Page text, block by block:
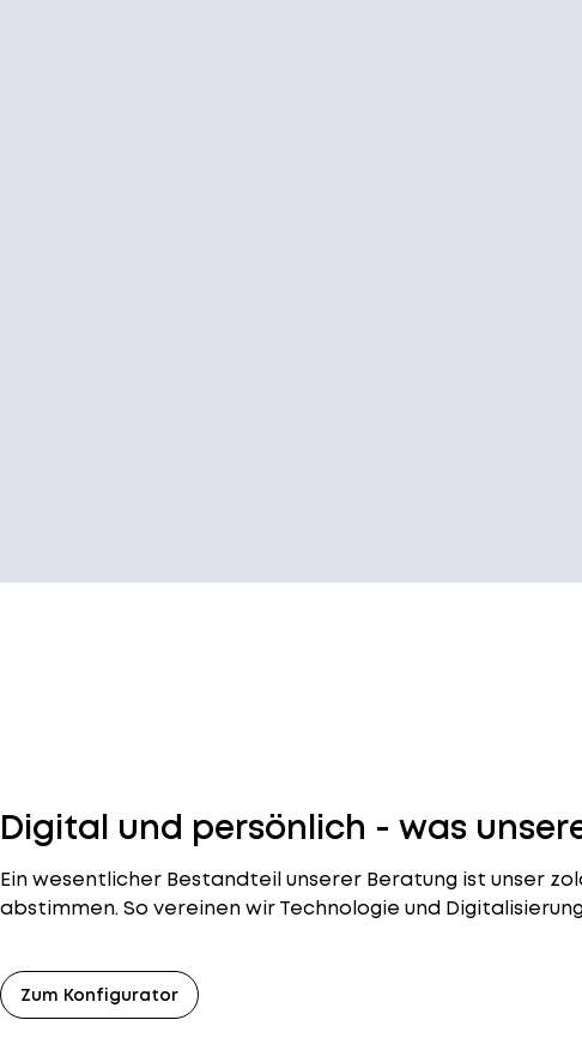
Digital und persönlich - was
Ein wesentlicher Bestandteil unserer Beratung ist unser
abstimmen. So vereinen wir Technologie und
Zum Konfigurator